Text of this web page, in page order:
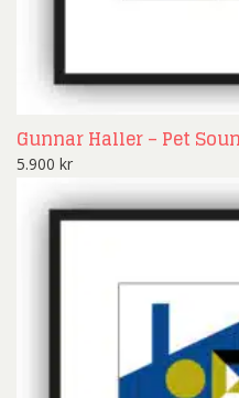
Gunnar Haller – Pet
5.900 kr